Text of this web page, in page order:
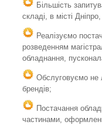
Більшість
складі, в місті
Реалізуємо
розведенням
обладнання,
Обслуговуємо не
брендів;
Постачання
частинами,